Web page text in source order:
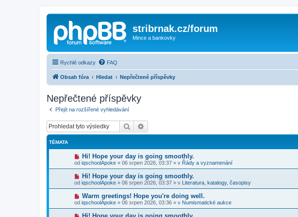
stribrnak.cz/forum
Mince a bankovky
Rychlé odkazy FAQ
Obsah fóra Hledat Nepřečtené příspěvky
Nepřečtené příspěvky
Přejít na rozšířené vyhledávání
Hledat
TÉMATA
N
o
v
ý
p
ř
í
s
p
ě
v
Hi! Hope your day is going smoothly.
od iqschoolApoke » 06 srpen 2026, 03:37 » v Řády a vyznamenání
N
o
v
ý
p
ř
í
Hi! Hope your day is going smoothly.
od iqschoolApoke » 06 srpen 2026, 03:37 » v Literatura, katalogy, časopisy
N
o
v
ý
Warm greetings! Hope you're doing well.
od iqschoolApoke » 06 srpen 2026, 03:36 » v Numismatické aukce
N